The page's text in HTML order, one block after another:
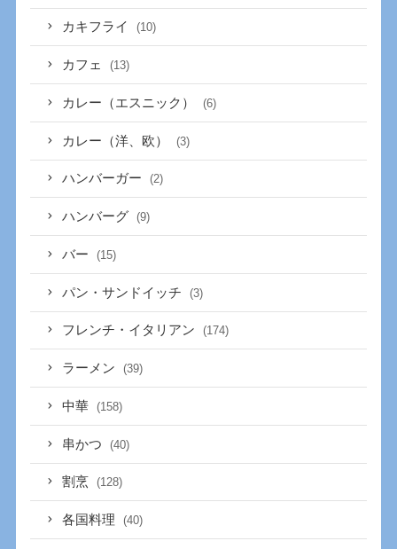
カキフライ (10)
カフェ (13)
カレー（エスニック） (6)
カレー（洋、欧） (3)
ハンバーガー (2)
ハンバーグ (9)
バー (15)
パン・サンドイッチ (3)
フレンチ・イタリアン (174)
ラーメン (39)
中華 (158)
串かつ (40)
割烹 (128)
各国料理 (40)